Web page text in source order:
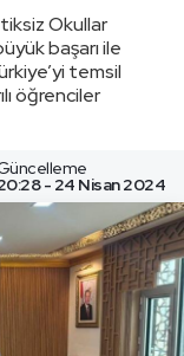
Okullar
başarı ile
temsil
öğrenciler
- 24 Nisan 2024